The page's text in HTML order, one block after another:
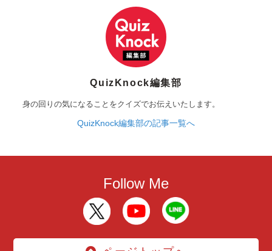
QuizKnock編集部
身の回りの気になることをクイズでお伝えいたします。
QuizKnock編集部の記事一覧へ
Follow Me